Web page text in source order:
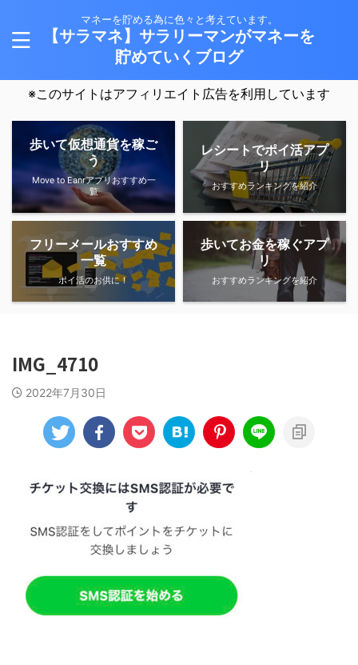
マネーを貯める為に色々と考えています。
【サラマネ】サラリーマンがマネーを
貯めていくブログ
※このサイトはアフィリエイト広告を利用しています
歩いて仮想通貨を稼ご
う
Move to Eanrアプリおすすめ一
覧
レシートでポイ活アプ
リ
おすすめランキングを紹介
フリーメールおすすめ
一覧
ポイ活のお供に！
歩いてお金を稼ぐアプ
リ
おすすめランキングを紹介
IMG_4710
2022年7月30日